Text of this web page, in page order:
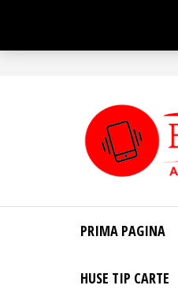
conținut
Site Oficial .
Huse
Personalizate
Huse
Personalizate
Telefon –
PRIMA PAGINA
HUSE TIP CARTE